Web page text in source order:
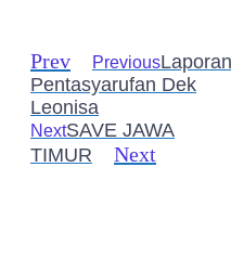
Prev PreviousLaporan
Pentasyarufan Dek
Leonisa
NextSAVE JAWA
TIMUR
Next